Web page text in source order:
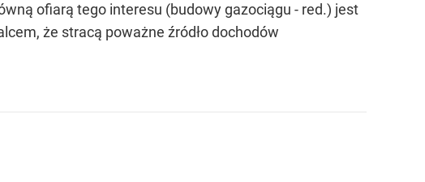
ofiarą tego interesu (budowy gazociągu - red.) jest
że stracą poważne źródło dochodów